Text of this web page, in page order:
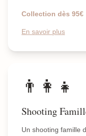
Collection dès 95€
En savoir plus
👨‍👩‍👧
Shooting
Un shooting famille